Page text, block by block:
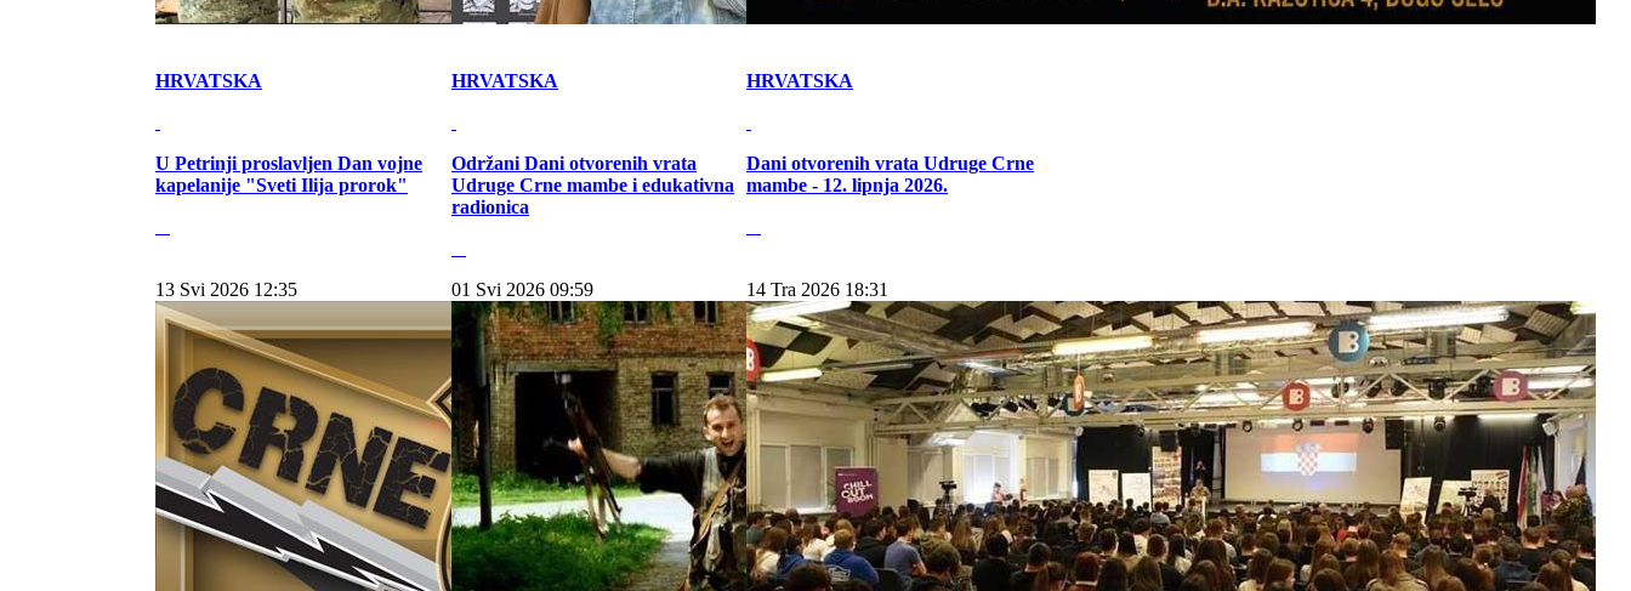
HRVATSKA
U Petrinji proslavljen Dan vojne
kapelanije "Sveti Ilija prorok"
HRVATSKA
Održani Dani otvorenih vrata
Udruge Crne mambe i edukativna
radionica
HRVATSKA
Dani otvorenih vrata Udruge Crne
mambe - 12. lipnja 2026.
13 Svi 2026 12:35 01 Svi 2026 09:59 14 Tra 2026 18:31